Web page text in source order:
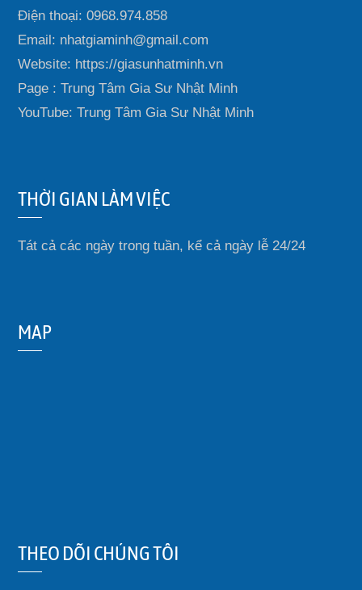
Điện thoại: 0968.974.858
Email: nhatgiaminh@gmail.com
Website: https://giasunhatminh.vn
Page : Trung Tâm Gia Sư Nhật Minh
YouTube: Trung Tâm Gia Sư Nhật Minh
THỜI GIAN LÀM VIỆC
Tát cả các ngày trong tuần, kể cả ngày lễ 24/24
MAP
THEO DÕI CHÚNG TÔI